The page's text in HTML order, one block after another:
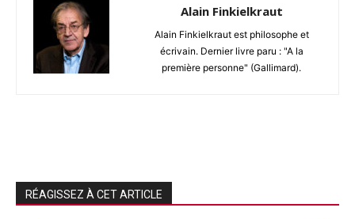
Alain Finkielkraut
Alain Finkielkraut est philosophe et
écrivain. Dernier livre paru : "A la
première personne" (Gallimard).
RÉAGISSEZ À CET ARTICLE